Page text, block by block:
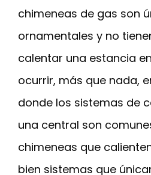
chimeneas de gas son
ornamentales y no
calentar una estancia
ocurrir, más que nada,
donde los sistemas de
una central son
chimeneas que
bien sistemas que